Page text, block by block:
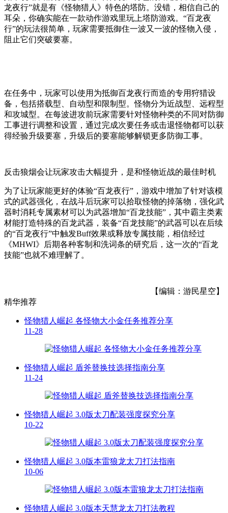
龙夜行”就是有《怪物猎人》特色的塔防。没错，相信自己的
耳朵，你确实能在一款动作游戏里玩上塔防游戏。“百龙夜
行”的玩法很简单，玩家需要抵御住一波又一波的怪物入侵，
阻止它们突破要塞。
在任务中，玩家可以使用为抵御百龙夜行而造的专用狩猎设
备，包括搭载型、自动型和限制型。怪物分为近战型、远程型
和攻城型。在每波进攻前玩家需要针对怪物种类的不同对防御
工事进行调整和设置，通过完成次要任务或击退怪物都可以获
得经验升级要塞，升级后的要塞能够解锁更多防御工事。
反击狼烟会让玩家攻击大幅提升，是和怪物近战的最佳时机
为了让玩家能更好的体验“百龙夜行”，游戏中增加了针对该模
式的武器强化，在战斗后玩家可以拾取怪物的掉落物，强化武
器时消耗专属素材可以为武器增加“百龙技能”，其中霸主类素
材能打造特殊的百龙武器，装备“百龙技能”的武器可以在后续
的“百龙夜行”中触发Buff效果或释放专属技能，相信经过
《MHWI》后期各种客制和洗词条的研究后，这一次的“百龙
技能”也就不难理解了。
【编辑：游民星空】
精华推荐
怪物猎人崛起 各怪物大小金任务推荐分享
11-28
怪物猎人崛起 盾斧替换技选择指南分享
11-24
怪物猎人崛起 3.0版太刀配装强度探究分享
10-22
怪物猎人崛起 3.0版本雷狼龙太刀打法指南
10-06
怪物猎人崛起 3.0版本天慧龙太刀打法教程